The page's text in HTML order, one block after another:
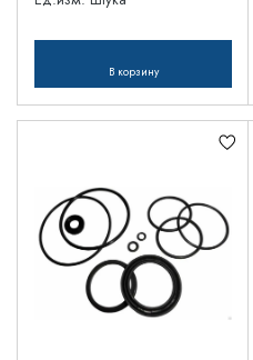
В корзину